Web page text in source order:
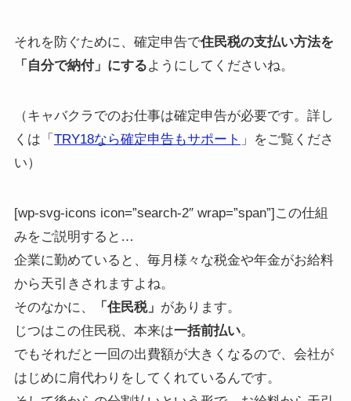
それを防ぐために、確定申告で住民税の支払い方法を
「自分で納付」にするようにしてくださいね。
（キャバクラでのお仕事は確定申告が必要です。詳し
くは「 TRY18なら確定申告もサポート 」をご覧くださ
い）
[wp-svg-icons icon=”search-2″ wrap=”span”]この仕組
みをご説明すると…
企業に勤めていると、毎月様々な税金や年金がお給料
から天引きされますよね。
そのなかに、
「住民税」 があります。
じつはこの住民税、本来は一括前払い。
でもそれだと一回の出費額が大きくなるので、会社が
はじめに肩代わりをしてくれているんです。